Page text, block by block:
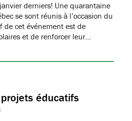
derniers! Une quarantaine
se sont réunis à l’occasion du
de cet événement est de
et de renforcer leur…
éducatifs